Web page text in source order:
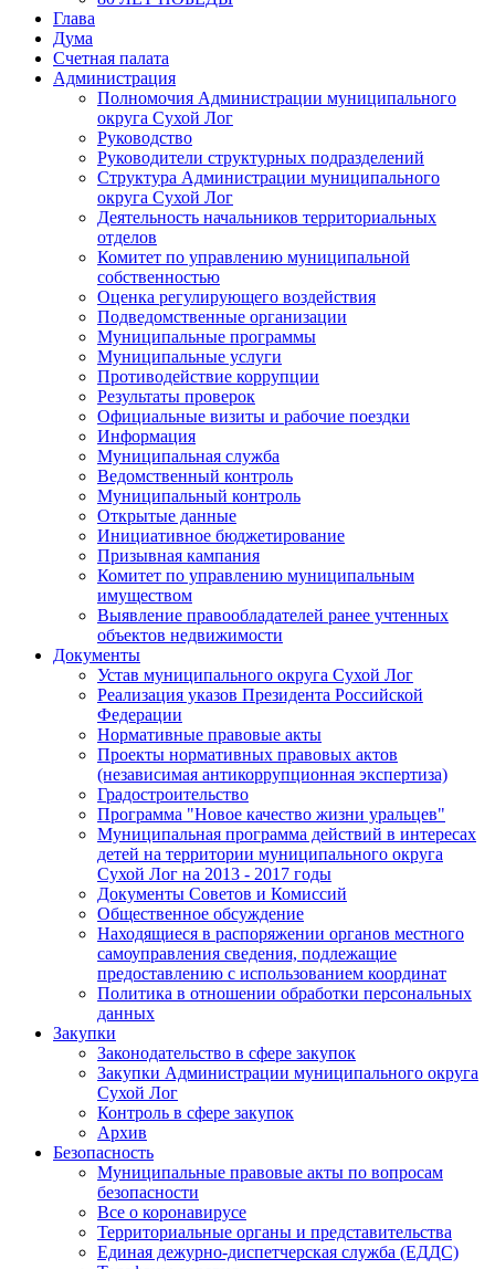
Глава
Дума
Счетная палата
Администрация
Полномочия Администрации муниципального
округа Сухой Лог
Руководство
Руководители структурных подразделений
Структура Администрации муниципального
округа Сухой Лог
Деятельность начальников территориальных
отделов
Комитет по управлению муниципальной
собственностью
Оценка регулирующего воздействия
Подведомственные организации
Муниципальные программы
Муниципальные услуги
Противодействие коррупции
Результаты проверок
Официальные визиты и рабочие поездки
Информация
Муниципальная служба
Ведомственный контроль
Муниципальный контроль
Открытые данные
Инициативное бюджетирование
Призывная кампания
Комитет по управлению муниципальным
имуществом
Выявление правообладателей ранее учтенных
объектов недвижимости
Документы
Устав муниципального округа Сухой Лог
Реализация указов Президента Российской
Федерации
Нормативные правовые акты
Проекты нормативных правовых актов
(независимая антикоррупционная экспертиза)
Градостроительство
Программа "Новое качество жизни уральцев"
Муниципальная программа действий в интересах
детей на территории муниципального округа
Сухой Лог на 2013 - 2017 годы
Документы Советов и Комиссий
Общественное обсуждение
Находящиеся в распоряжении органов местного
самоуправления сведения, подлежащие
предоставлению с использованием координат
Политика в отношении обработки персональных
данных
Закупки
Законодательство в сфере закупок
Закупки Администрации муниципального округа
Сухой Лог
Контроль в сфере закупок
Архив
Безопасность
Муниципальные правовые акты по вопросам
безопасности
Все о коронавирусе
Территориальные органы и представительства
Единая дежурно-диспетчерская служба (ЕДДС)